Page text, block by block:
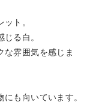
ト。
る白。
な雰囲気を感じま
も向いています。